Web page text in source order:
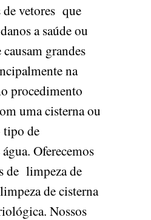
de vetores que
a saúde ou
grandes
na
procedimento
uma cisterna ou
tipo de
Oferecemos
de limpeza de
de cisterna
Nossos